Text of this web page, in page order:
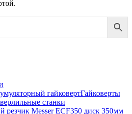
Гайковерты
станки